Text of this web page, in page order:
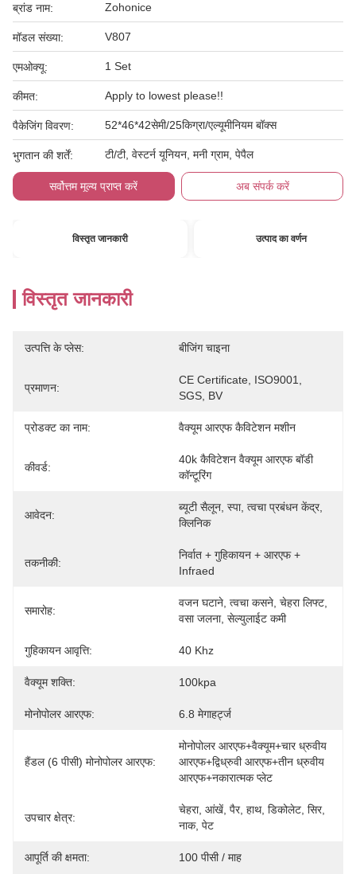
ब्रांड नाम: Zohonice
मॉडल संख्या: V807
एमओक्यू: 1 Set
कीमत: Apply to lowest please!!
पैकेजिंग विवरण: 52*46*42सेमी/25किग्रा/एल्यूमीनियम बॉक्स
भुगतान की शर्तें: टी/टी, वेस्टर्न यूनियन, मनी ग्राम, पेपैल
सर्वोत्तम मूल्य प्राप्त करें अब संपर्क करें
विस्तृत जानकारी उत्पाद का वर्णन
विस्तृत जानकारी
उत्पत्ति के प्लेस: बीजिंग चाइना
प्रमाणन:
CE Certificate, ISO9001,
SGS, BV
प्रोडक्ट का नाम: वैक्यूम आरएफ कैविटेशन मशीन
कीवर्ड:
40k कैविटेशन वैक्यूम आरएफ बॉडी
कॉन्टूरिंग
आवेदन:
ब्यूटी सैलून, स्पा, त्वचा प्रबंधन केंद्र,
क्लिनिक
तकनीकी:
निर्वात + गुहिकायन + आरएफ +
Infraed
समारोह:
वजन घटाने, त्वचा कसने, चेहरा लिफ्ट,
वसा जलना, सेल्युलाईट कमी
गुहिकायन आवृत्ति: 40 Khz
वैक्यूम शक्ति: 100kpa
मोनोपोलर आरएफ: 6.8 मेगाहर्ट्ज
हैंडल (6 पीसी) मोनोपोलर आरएफ:
मोनोपोलर आरएफ+वैक्यूम+चार ध्रुवीय
आरएफ+द्विध्रुवी आरएफ+तीन ध्रुवीय
आरएफ+नकारात्मक प्लेट
उपचार क्षेत्र:
चेहरा, आंखें, पैर, हाथ, डिकोलेट, सिर,
नाक, पेट
आपूर्ति की क्षमता: 100 पीसी / माह